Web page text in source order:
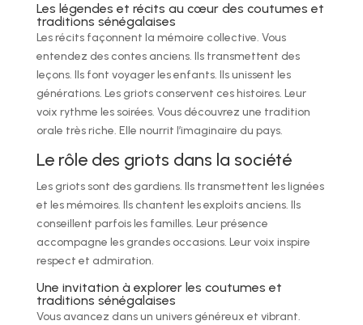
Les légendes et récits au cœur des coutumes et
traditions sénégalaises
Les récits façonnent la mémoire collective. Vous
entendez des contes anciens. Ils transmettent des
leçons. Ils font voyager les enfants. Ils unissent les
générations. Les griots conservent ces histoires. Leur
voix rythme les soirées. Vous découvrez une tradition
orale très riche. Elle nourrit l’imaginaire du pays.
Le rôle des griots dans la société
Les griots sont des gardiens. Ils transmettent les lignées
et les mémoires. Ils chantent les exploits anciens. Ils
conseillent parfois les familles. Leur présence
accompagne les grandes occasions. Leur voix inspire
respect et admiration.
Une invitation à explorer les coutumes et
traditions sénégalaises
Vous avancez dans un univers généreux et vibrant.